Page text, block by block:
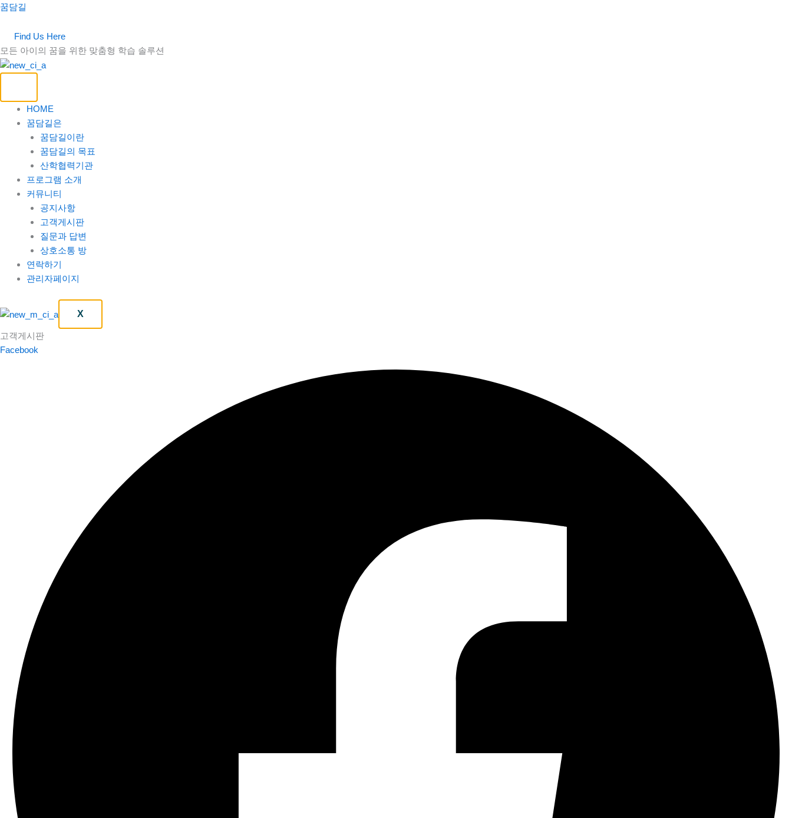
콘
로
건
너
기
꿈담길
Find Us Here
모든 아이의 꿈을 위한 맞춤형 학습 솔루션
HOME
꿈담길은
꿈담길이란
꿈담길의 목표
산학협력기관
프로그램 소개
커뮤니티
공지사항
고객게시판
질문과 답변
상호소통 방
연락하기
관리자페이지
X
고객게시판
Facebook